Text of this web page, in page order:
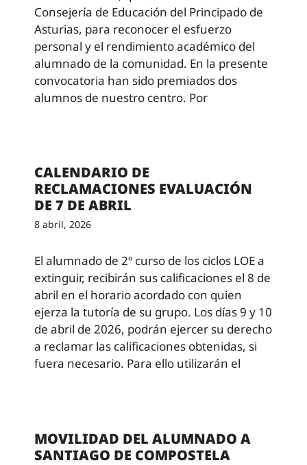
Consejería de Educación del Principado de
Asturias, para reconocer el esfuerzo
personal y el rendimiento académico del
alumnado de la comunidad. En la presente
convocatoria han sido premiados dos
alumnos de nuestro centro. Por
CALENDARIO DE
RECLAMACIONES EVALUACIÓN
DE 7 DE ABRIL
8 abril, 2026
El alumnado de 2º curso de los ciclos LOE a
extinguir, recibirán sus calificaciones el 8 de
abril en el horario acordado con quien
ejerza la tutoría de su grupo. Los días 9 y 10
de abril de 2026, podrán ejercer su derecho
a reclamar las calificaciones obtenidas, si
fuera necesario. Para ello utilizarán el
MOVILIDAD DEL ALUMNADO A
SANTIAGO DE COMPOSTELA